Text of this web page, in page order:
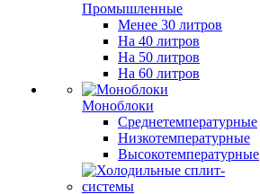
Промышленные
Менее 30 литров
На 40 литров
На 50 литров
На 60 литров
Моноблоки
Среднетемпературные
Низкотемпературные
Высокотемпературные